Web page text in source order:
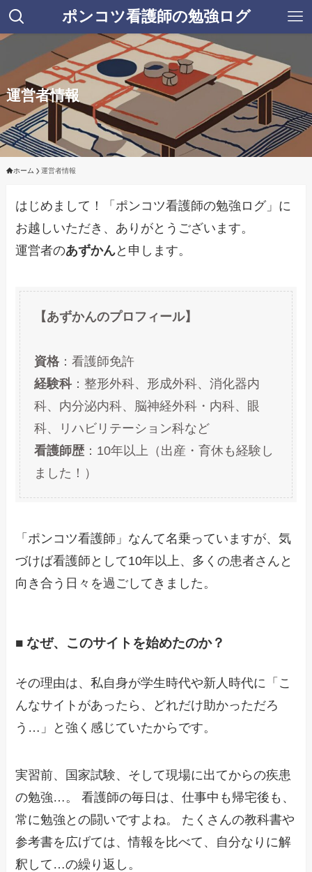
ポンコツ看護師の勉強ログ
運営者情報
ホーム 運営者情報
はじめまして！「ポンコツ看護師の勉強ログ」に
お越しいただき、ありがとうございます。
運営者のあずかんと申します。
【あずかんのプロフィール】
資格 ：看護師免許
経験科 ：整形外科、形成外科、消化器内
科、内分泌内科、脳神経外科・内科、眼
科、リハビリテーション科など
看護師歴 ：10年以上（出産・育休も経験し
ました！）
「ポンコツ看護師」なんて名乗っていますが、気
づけば看護師として10年以上、多くの患者さんと
向き合う日々を過ごしてきました。
■ なぜ、このサイトを始めたのか？
その理由は、私自身が学生時代や新人時代に「こ
んなサイトがあったら、どれだけ助かっただろ
う…」と強く感じていたからです。
実習前、国家試験、そして現場に出てからの疾患
の勉強…。 看護師の毎日は、仕事中も帰宅後も、
常に勉強との闘いですよね。 たくさんの教科書や
参考書を広げては、情報を比べて、自分なりに解
釈して…の繰り返し。